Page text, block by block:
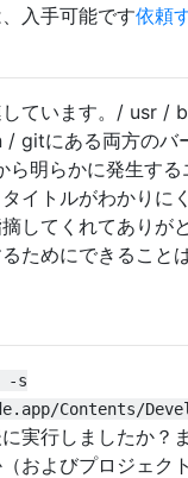
入手可能です依頼
しています。/ usr /
gitにある両方のバ
明らかに発生する
イトルがわかりに
してくれてありが
ためにできること
-s
Contents/
実行しましたか？
およびプロジェク